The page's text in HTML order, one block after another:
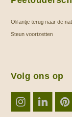
Olifantje terug naar de
Steun voortzetten
Volg ons op
Instagram